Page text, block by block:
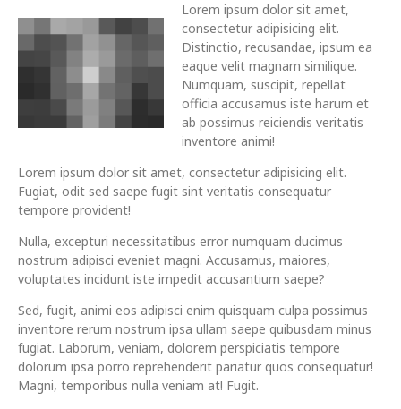
Lorem ipsum dolor sit amet,
consectetur adipisicing elit.
Distinctio, recusandae, ipsum ea
eaque velit magnam similique.
Numquam, suscipit, repellat
officia accusamus iste harum et
ab possimus reiciendis veritatis
inventore animi!
Lorem ipsum dolor sit amet, consectetur adipisicing elit.
Fugiat, odit sed saepe fugit sint veritatis consequatur
tempore provident!
Nulla, excepturi necessitatibus error numquam ducimus
nostrum adipisci eveniet magni. Accusamus, maiores,
voluptates incidunt iste impedit accusantium saepe?
Sed, fugit, animi eos adipisci enim quisquam culpa possimus
inventore rerum nostrum ipsa ullam saepe quibusdam minus
fugiat. Laborum, veniam, dolorem perspiciatis tempore
dolorum ipsa porro reprehenderit pariatur quos consequatur!
Magni, temporibus nulla veniam at! Fugit.